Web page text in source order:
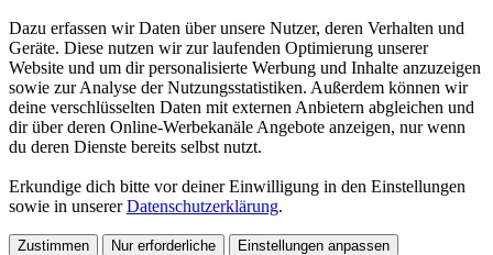
Dazu erfassen wir Daten über unsere Nutzer, deren Verhalten und
Geräte. Diese nutzen wir zur laufenden Optimierung unserer
Website und um dir personalisierte Werbung und Inhalte anzuzeigen
sowie zur Analyse der Nutzungsstatistiken. Außerdem können wir
deine verschlüsselten Daten mit externen Anbietern abgleichen und
dir über deren Online-Werbekanäle Angebote anzeigen, nur wenn
du deren Dienste bereits selbst nutzt.
Erkundige dich bitte vor deiner Einwilligung in den Einstellungen
sowie in unsererDatenschutzerklärung.
Zustimmen Nur erforderliche Einstellungen anpassen